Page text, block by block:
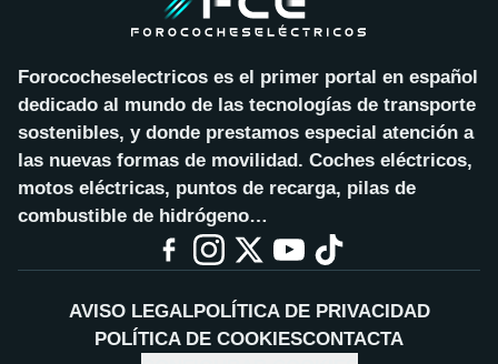
Forococheselectricos es el primer portal en español
dedicado al mundo de las tecnologías de transporte
sostenibles, y donde prestamos especial atención a
las nuevas formas de movilidad. Coches eléctricos,
motos eléctricas, puntos de recarga, pilas de
combustible de hidrógeno…
AVISO LEGALPOLÍTICA DE PRIVACIDAD
POLÍTICA DE COOKIESCONTACTA